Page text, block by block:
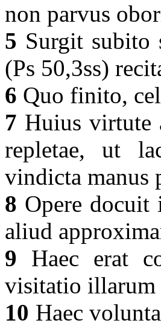
non parvus
5 Surgit subito
(Ps 50,3ss)
6 Quo finito,
7 Huius virtute
repletae, ut
vindicta manus
8 Opere docuit
aliud
9 Haec erat
visitatio illarum
10 Haec